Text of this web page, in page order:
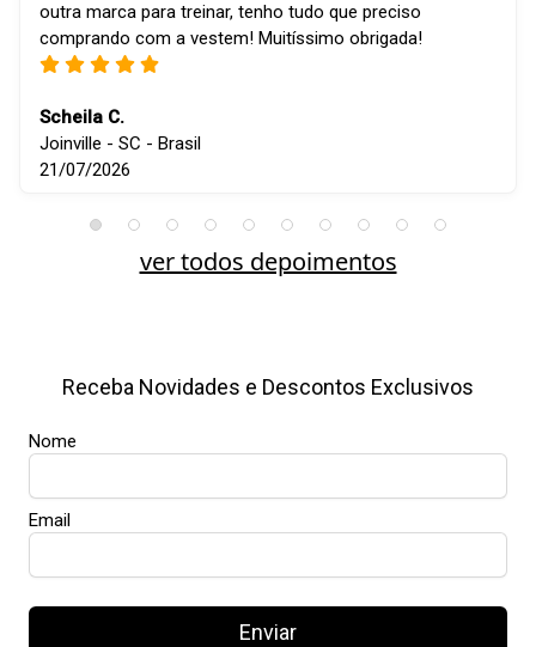
outra marca para treinar, tenho tudo que preciso
comprando com a vestem! Muitíssimo obrigada!
Scheila C.
Joinville - SC - Brasil
21/07/2026
ver todos depoimentos
Receba Novidades e Descontos Exclusivos
Nome
Email
Enviar